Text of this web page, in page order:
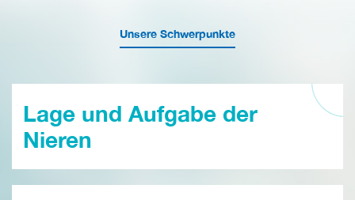
Unsere Schwerpunkte
Lage und Aufgabe der
Nieren